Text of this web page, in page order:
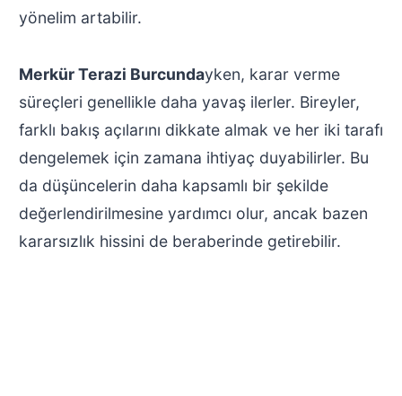
yönelim artabilir.
Merkür Terazi Burcundayken, karar verme
süreçleri genellikle daha yavaş ilerler. Bireyler,
farklı bakış açılarını dikkate almak ve her iki tarafı
dengelemek için zamana ihtiyaç duyabilirler. Bu
da düşüncelerin daha kapsamlı bir şekilde
değerlendirilmesine yardımcı olur, ancak bazen
kararsızlık hissini de beraberinde getirebilir.